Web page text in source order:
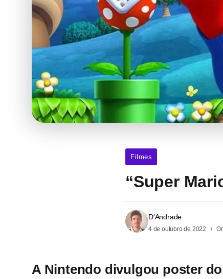
Filmes
“Super
D'Andrade
4 de outubro de 2022
A Nintendo divulgou poster